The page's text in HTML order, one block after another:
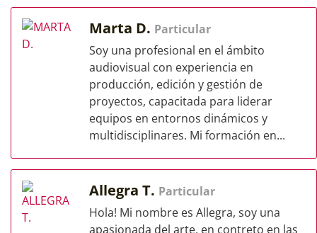
Marta D. Particular
Soy una profesional en el ámbito
audiovisual con experiencia en
producción, edición y gestión de
proyectos, capacitada para liderar
equipos en entornos dinámicos y
multidisciplinares. Mi formación en...
Allegra T. Particular
Hola! Mi nombre es Allegra, soy una
apasionada del arte, en contreto en las